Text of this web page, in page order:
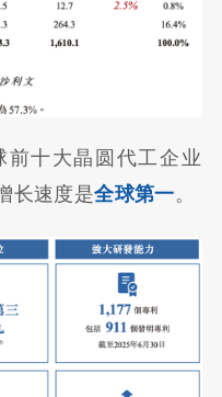
前十大晶圆代工企业
长速度是全球第一。